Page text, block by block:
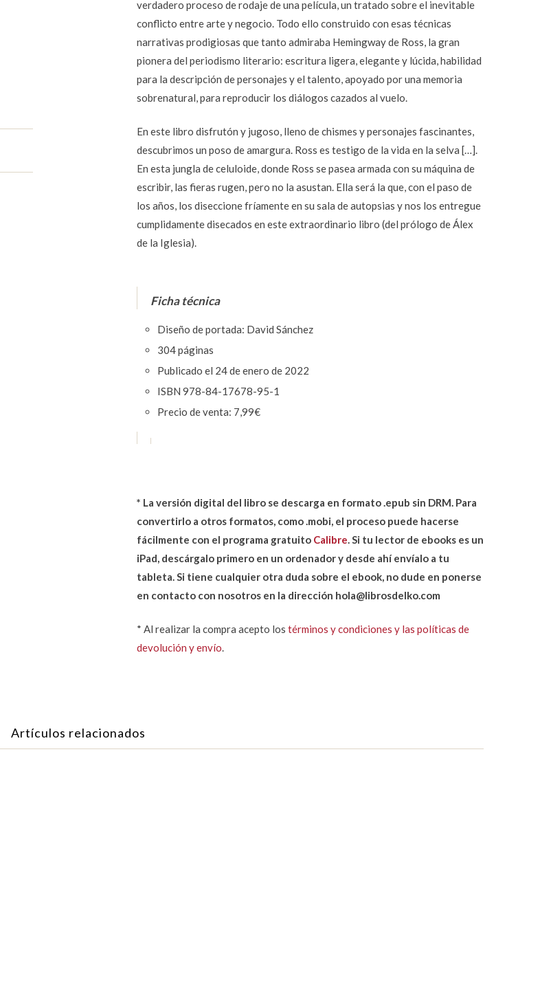
verdadero proceso de rodaje de una película, un tratado sobre el inevitable
conflicto entre arte y negocio. Todo ello construido con esas técnicas
narrativas prodigiosas que tanto admiraba Hemingway de Ross, la gran
pionera del periodismo literario: escritura ligera, elegante y lúcida, habilidad
para la descripción de personajes y el talento, apoyado por una memoria
sobrenatural, para reproducir los diálogos cazados al vuelo.
En este libro disfrutón y jugoso, lleno de chismes y personajes fascinantes,
descubrimos un poso de amargura. Ross es testigo de la vida en la selva […].
En esta jungla de celuloide, donde Ross se pasea armada con su máquina de
escribir, las fieras rugen, pero no la asustan. Ella será la que, con el paso de
los años, los diseccione fríamente en su sala de autopsias y nos los entregue
cumplidamente disecados en este extraordinario libro (del prólogo de Álex
de la Iglesia).
Ficha técnica
Diseño de portada: David Sánchez
304 páginas
Publicado el 24 de enero de 2022
ISBN 978-84-17678-95-1
Precio de venta: 7,99€
* La versión digital del libro se descarga en formato .epub sin DRM. Para
convertirlo a otros formatos, como .mobi, el proceso puede hacerse
fácilmente con el programa gratuito Calibre . Si tu lector de ebooks es un
iPad, descárgalo primero en un ordenador y desde ahí envíalo a tu
tableta. Si tiene cualquier otra duda sobre el ebook, no dude en ponerse
en contacto con nosotros en la dirección hola@librosdelko.com
* Al realizar la compra acepto los términos y condiciones y las políticas de
devolución y envío.
Artículos relacionados